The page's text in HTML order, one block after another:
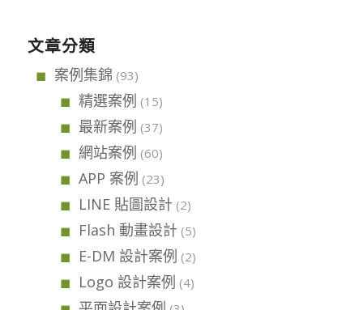
文章分類
案例集錦 (93)
精選案例 (15)
最新案例 (37)
網站案例 (60)
APP 案例 (23)
LINE 貼圖設計(2)
Flash 動畫設計(5)
E-DM 設計案例 (2)
Logo 設計案例 (4)